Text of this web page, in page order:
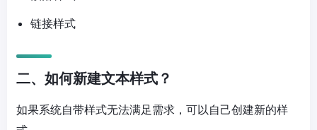
链接样式
二、如何新建文本样式？
如果系统自带样式无法满足需求，可以自己创建新的样